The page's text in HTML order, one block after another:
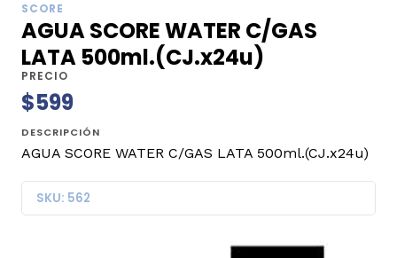
SCORE
AGUA SCORE WATER C/GAS
LATA 500ml.(CJ.x24u)
PRECIO
$599
DESCRIPCIÓN
AGUA SCORE WATER C/GAS LATA 500ml.(CJ.x24u)
SKU: 562